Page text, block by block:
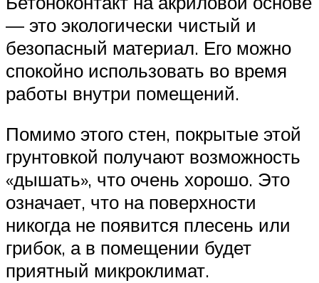
— это экологически чистый и
безопасный материал. Его можно
спокойно использовать во время
работы внутри помещений.
Помимо этого стен, покрытые этой
грунтовкой получают возможность
«дышать», что очень хорошо. Это
означает, что на поверхности
никогда не появится плесень или
грибок, а в помещении будет
приятный микроклимат.